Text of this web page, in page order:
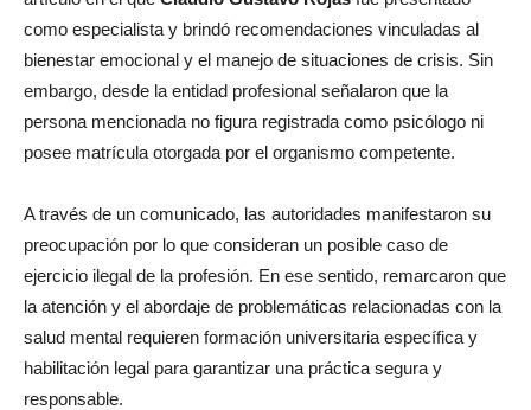
como especialista y brindó recomendaciones vinculadas al
bienestar emocional y el manejo de situaciones de crisis. Sin
embargo, desde la entidad profesional señalaron que la
persona mencionada no figura registrada como psicólogo ni
posee matrícula otorgada por el organismo competente.
A través de un comunicado, las autoridades manifestaron su
preocupación por lo que consideran un posible caso de
ejercicio ilegal de la profesión. En ese sentido, remarcaron que
la atención y el abordaje de problemáticas relacionadas con la
salud mental requieren formación universitaria específica y
habilitación legal para garantizar una práctica segura y
responsable.